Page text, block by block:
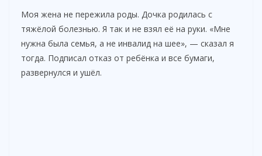
Моя жена не пережила роды. Дочка родилась с
тяжёлой болезнью. Я так и не взял её на руки. «Мне
нужна была семья, а не инвалид на шее», — сказал я
тогда. Подписал отказ от ребёнка и все бумаги,
развернулся и ушёл.